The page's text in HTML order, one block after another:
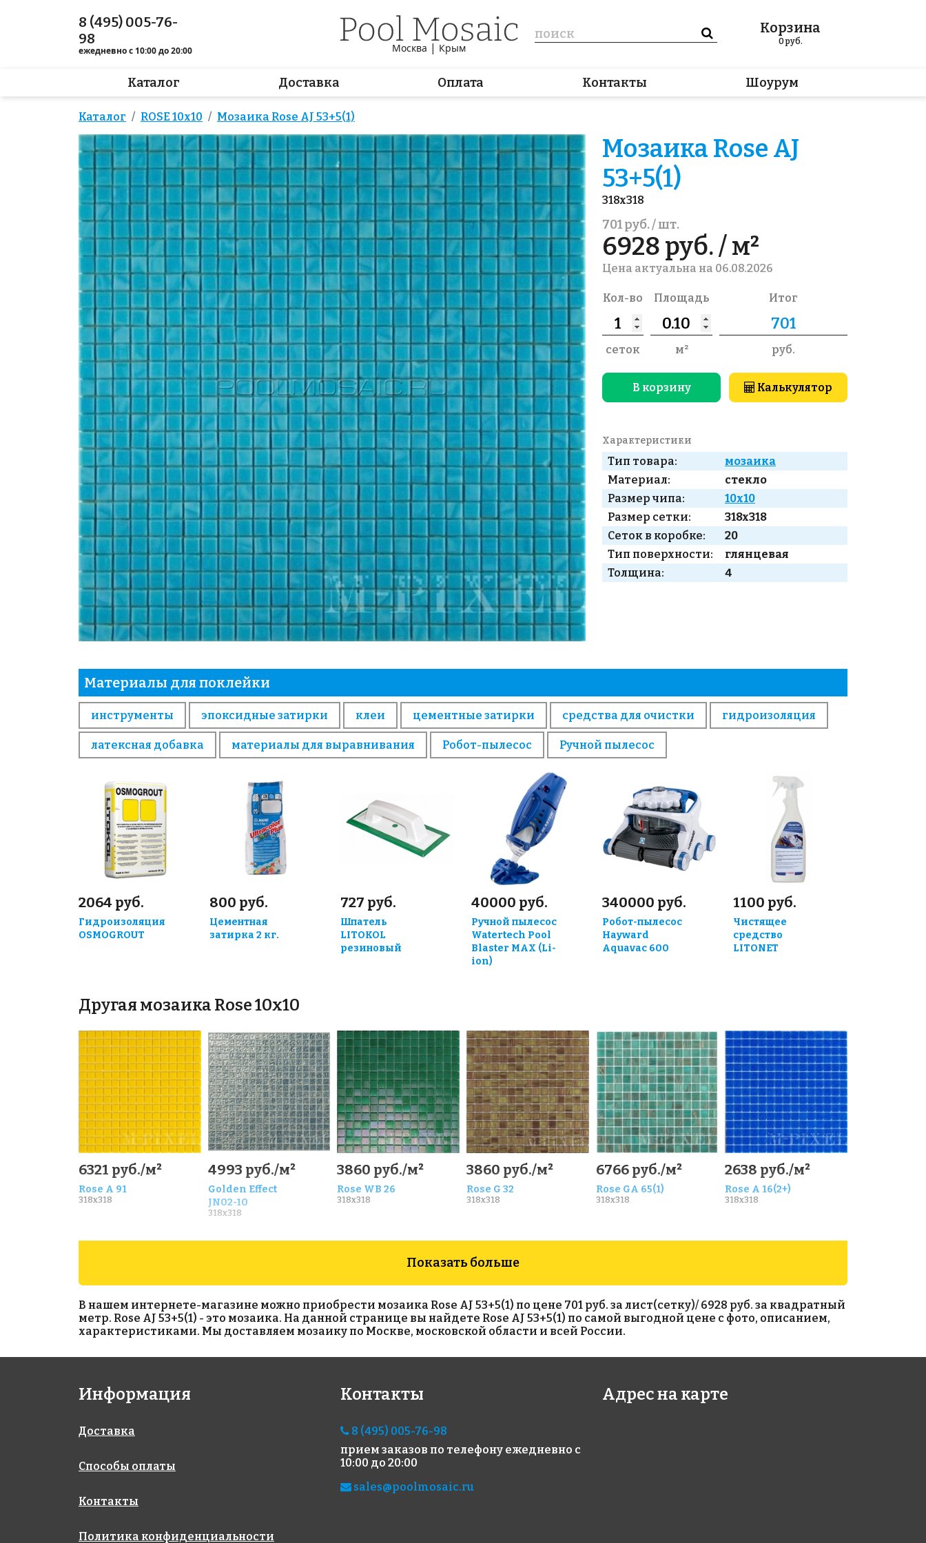
8 (495) 005-76-
98
ежедневно с 10:00 до 20:00 Москва | Крым
Корзина
0руб.
Каталог Доставка Оплата Контакты Шоурум
Каталог ROSE 10x10 Мозаика Rose AJ 53+5(1)
Мозаика Rose AJ
53+5(1)
318x318
701 руб. / шт.
6928 руб. / м²
Цена актуальна на 06.08.2026
Кол-во
сеток
Площадь
м²
Итог
руб.
В корзину Калькулятор
Характеристики
Тип товара:
мозаика
Материал:
стекло
Размер чипа:
10x10
Размер сетки:
318x318
Сеток в коробке:
20
Тип поверхности:
глянцевая
Толщина:
4
Материалы для поклейки
инструменты эпоксидные затирки клеи цементные затирки средства для очистки гидроизоляция
латексная добавка материалы для выравнивания Робот-пылесос Ручной пылесос
2064 руб.
Гидроизоляция
OSMOGROUT
800 руб.
Цементная
затирка 2 кг.
727 руб.
Шпатель
LITOKOL
резиновый
40000 руб.
Ручной пылесос
Watertech Pool
Blaster MAX (Li-
ion)
340000 руб.
Робот-пылесос
Hayward
Aquavac 600
1100 руб.
Чистящее
средство
LITONET
Другая мозаика Rose 10x10
6321 руб./м²
Rose A 91
318x318
4993 руб./м²
Golden Effect
JN02-10
318x318
3860 руб./м²
Rose WB 26
318x318
3860 руб./м²
Rose G 32
318x318
6766 руб./м²
Rose GA 65(1)
318x318
2638 руб./м²
Rose A 16(2+)
318x318
3860 руб./м²
Rose WA 16
3860 руб./м²
Rose WA 42
6766 руб./м²
Rose GA 76(1) Rose AJ 94+1(3+)
Показать больше
В нашем интернете-магазине можно приобрести мозаика Rose AJ 53+5(1) по цене 701 руб. за лист(сетку)/ 6928 руб. за квадратный
метр. Rose AJ 53+5(1) - это мозаика. На данной странице вы найдете Rose AJ 53+5(1) по самой выгодной цене с фото, описанием,
характеристиками. Мы доставляем мозаику по Москве, московской области и всей России.
Информация
Доставка
Способы оплаты
Контакты
Политика конфиденциальности
Контакты
8 (495) 005-76-98
прием заказов по телефону ежедневно с
10:00 до 20:00
sales@poolmosaic.ru
Адрес на карте